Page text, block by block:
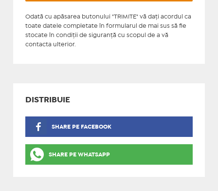
Odată cu apăsarea butonului "TRIMITE" vă daţi acordul ca
toate datele completate în formularul de mai sus să fie
stocate în condiţii de siguranţă cu scopul de a vă
contacta ulterior.
DISTRIBUIE
SHARE PE FACEBOOK
SHARE PE WHATSAPP